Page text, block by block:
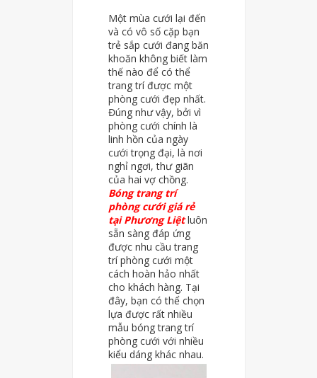
Một mùa cưới lại đến
và có vô số cặp bạn
trẻ sắp cưới đang băn
khoăn không biết làm
thế nào để có thể
trang trí được một
phòng cưới đẹp nhất.
Đúng như vậy, bởi vì
phòng cưới chính là
linh hồn của ngày
cưới trọng đại, là nơi
nghỉ ngơi, thư giãn
của hai vợ chồng.
Bóng trang trí
phòng cưới giá rẻ
tại Phương Liệtluôn
sẵn sàng đáp ứng
được nhu cầu trang
trí phòng cưới một
cách hoàn hảo nhất
cho khách hàng. Tại
đây, bạn có thể chọn
lựa được rất nhiều
mẫu bóng trang trí
phòng cưới với nhiều
kiểu dáng khác nhau.